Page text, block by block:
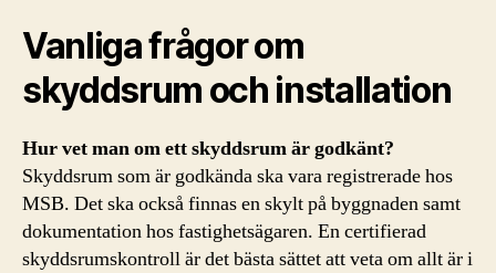
Vanliga frågor om
skyddsrum och installation
Hur vet man om ett skyddsrum är godkänt?
Skyddsrum som är godkända ska vara registrerade hos
MSB. Det ska också finnas en skylt på byggnaden samt
dokumentation hos fastighetsägaren. En certifierad
skyddsrumskontroll är det bästa sättet att veta om allt är i